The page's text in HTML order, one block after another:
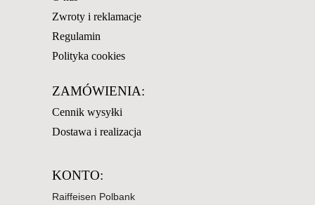
Zwroty i reklamacje
Regulamin
Polityka cookies
ZAMÓWIENIA:
Cennik wysyłki
Dostawa i realizacja
KONTO:
Raiffeisen Polbank